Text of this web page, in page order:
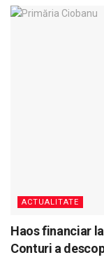
ACTUALITATE
Haos financiar
Conturi a